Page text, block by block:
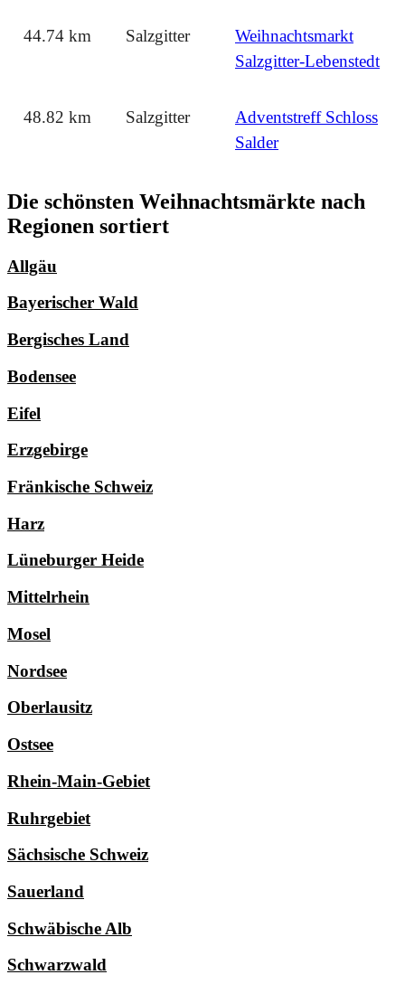
44.74 km Salzgitter
Weihnachtsmarkt
Salzgitter-Lebenstedt
48.82 km Salzgitter
Adventstreff Schloss
Salder
Die schönsten Weihnachtsmärkte nach
Regionen sortiert
Allgäu
Bayerischer Wald
Bergisches Land
Bodensee
Eifel
Erzgebirge
Fränkische Schweiz
Harz
Lüneburger Heide
Mittelrhein
Mosel
Nordsee
Oberlausitz
Ostsee
Rhein-Main-Gebiet
Ruhrgebiet
Sächsische Schweiz
Sauerland
Schwäbische Alb
Schwarzwald